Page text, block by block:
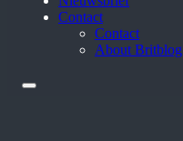
Contact
Contact
About Britblog